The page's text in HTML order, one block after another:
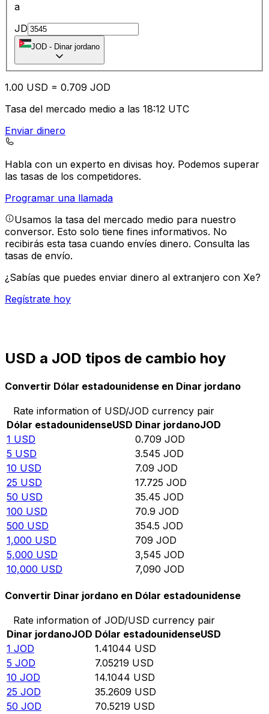
a
JD
JOD - Dinar jordano
1.00 USD = 0.709 JOD
Tasa del mercado medio a las 18:12 UTC
Enviar dinero
Habla con un experto en divisas hoy. Podemos superar
las tasas de los competidores.
Programar una llamada
Usamos la tasa del mercado medio para nuestro
conversor. Esto solo tiene fines informativos. No
recibirás esta tasa cuando envíes dinero. Consulta las
tasas de envío.
¿Sabías que puedes enviar dinero al extranjero con Xe?
Regístrate hoy
USD a JOD tipos de cambio hoy
Convertir Dólar estadounidense en Dinar jordano
Rate information of USD/JOD currency pair
Dólar estadounidenseUSD Dinar jordanoJOD
1 USD 0.709 JOD
5 USD 3.545 JOD
10 USD 7.09 JOD
25 USD 17.725 JOD
50 USD 35.45 JOD
100 USD 70.9 JOD
500 USD 354.5 JOD
1,000 USD 709 JOD
5,000 USD 3,545 JOD
10,000 USD 7,090 JOD
Convertir Dinar jordano en Dólar estadounidense
Rate information of JOD/USD currency pair
Dinar jordanoJOD Dólar estadounidenseUSD
1 JOD 1.41044 USD
5 JOD 7.05219 USD
10 JOD 14.1044 USD
25 JOD 35.2609 USD
50 JOD 70.5219 USD